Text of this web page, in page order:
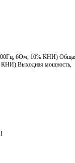
6Ом, 10% КНИ)
КНИ) Выходная мощность,